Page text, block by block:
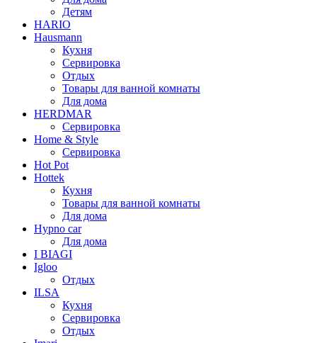
Детям
HARIO
Hausmann
Кухня
Сервировка
Отдых
Товары для ванной комнаты
Для дома
HERDMAR
Сервировка
Home & Style
Сервировка
Hot Pot
Hottek
Кухня
Товары для ванной комнаты
Для дома
Hypno car
Для дома
I BIAGI
Igloo
Отдых
ILSA
Кухня
Сервировка
Отдых